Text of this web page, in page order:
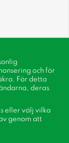
och för
För detta
deras
eller välj vilka
genom att